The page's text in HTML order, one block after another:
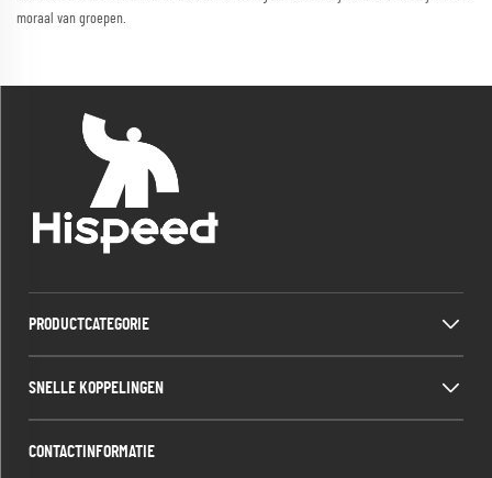
moraal van groepen.
PRODUCTCATEGORIE
SNELLE KOPPELINGEN
CONTACTINFORMATIE